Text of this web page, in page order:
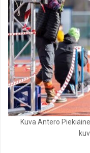
Kuva Antero